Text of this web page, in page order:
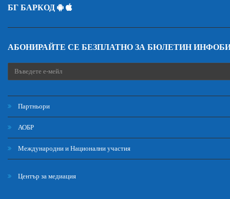
БГ БАРКОД
АБОНИРАЙТЕ СЕ БЕЗПЛАТНО ЗА БЮЛЕТИН
Партньори
АОБР
Международни и Национални участия
Център за медиация